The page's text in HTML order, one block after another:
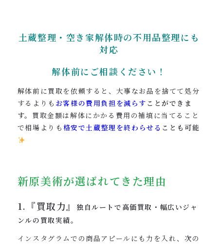
土蔵整理・空き家解体時の不用品整理にも
対応
解体前にご相談ください！
解体前に買取を依頼すると、大事なお品を捨てて処分
するよりも お客様の費用負担を減らす ことができま
す。 買取金額は解体にかかる費用の補填に当てること
で相場よりも 格安で土蔵整理を終わらせる ことも可能
新原美術が選ばれてきた理由
1.『買取力』独自ルートで高価買取・幅広いジャ
ンルの買取実績。
インスタグラムでの商品アピールにも力を入れ、次の